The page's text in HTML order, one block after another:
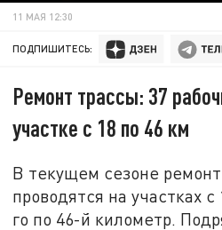
11 МАЯ 12:30
ПОДПИШИТЕСЬ:
Ремонт трассы: 37
участке с 18 по 46 км
В текущем сезоне
проводятся на участках
го по 46-й километр.